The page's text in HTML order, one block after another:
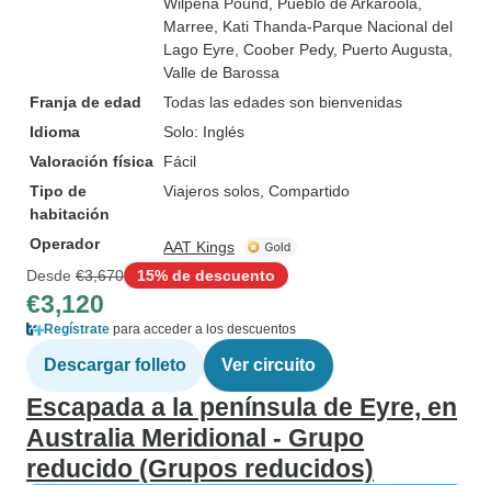
Marree , Kati Thanda-Parque Nacional del
Lago Eyre , Coober Pedy, Puerto Augusta
Valle de Barossa
Franja de edad
Todas las edades son bienvenidas
Idioma
Solo: Inglés
Valoración física
Fácil
Tipo de
habitación
Viajeros solos, Compartido
Operador
AAT Kings
Desde €3,670 15% de descuento
€3,120
Regístrate para acceder a los descuentos
Descargar folleto Ver circuito
Escapada a la península de Eyre, en
Australia Meridional - Grupo
reducido (Grupos reducidos)